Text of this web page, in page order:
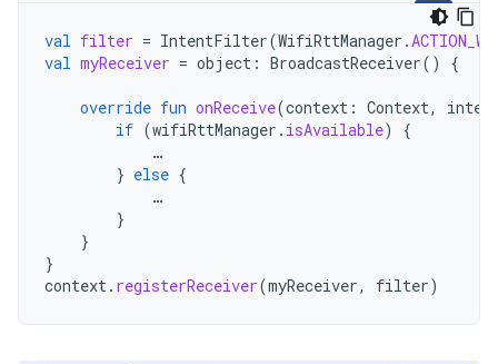
val filter = IntentFilter(WifiRttManager .
val myReceiver = object : BroadcastReceiver() {
override fun onReceive(context : Context,
if (wifiRttManager . isAvailable)
{
…
} else {
…
}
}
}
context. registerReceiver(myReceiver, filter)